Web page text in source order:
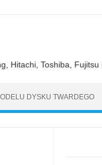
Toshiba, Fujitsu i
DYSKU TWARDEGO